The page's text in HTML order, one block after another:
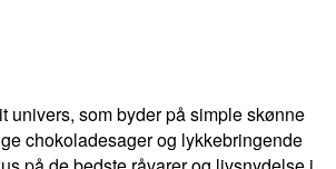
univers, som byder på simple skønne
chokoladesager og lykkebringende